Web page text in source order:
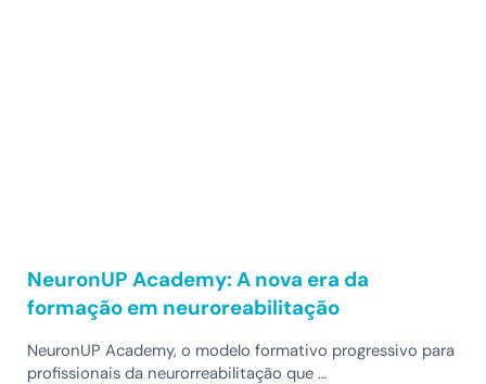
NeuronUP Academy: A nova era da
formação em neuroreabilitação
NeuronUP Academy, o modelo formativo progressivo para
profissionais da neurorreabilitação que …